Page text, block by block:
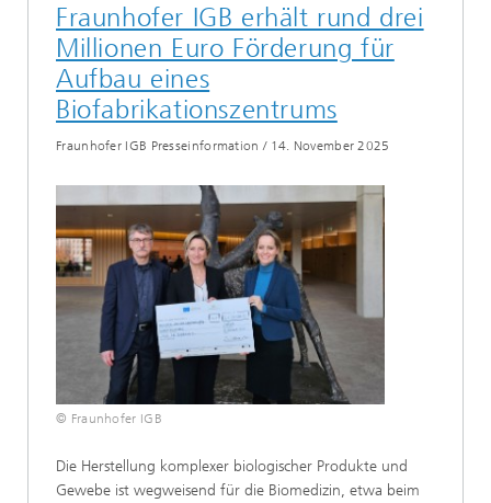
Fraunhofer IGB erhält rund drei
Millionen Euro Förderung für
Aufbau eines
Biofabrikationszentrums
Fraunhofer IGB Presseinformation / 14. November 2025
© Fraunhofer IGB
Die Herstellung komplexer biologischer Produkte und
Gewebe ist wegweisend für die Biomedizin, etwa beim